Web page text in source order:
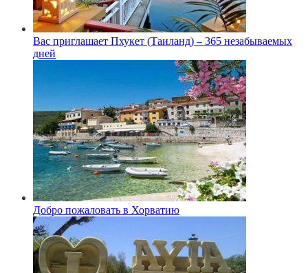
Вас приглашает Пхукет (Таиланд) – 365 незабываемых
дней
Добро пожаловать в Хорватию